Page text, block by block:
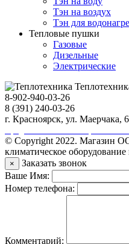
Тэн на воздух
Тэн для
Тепловые пушки
Газовые
Дизельные
Электрические
8-902-940-03-26
8 (391) 240-03-26
г. Красноярск, ул. Маерчака,
© Copyright 2022. Магазин
климатическое
×
Заказать звонок
Ваше Имя:
Номер телефона:
Комментарий: